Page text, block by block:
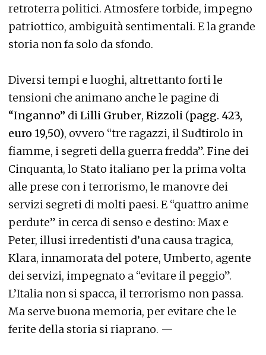
retroterra politici. Atmosfere torbide, impegno
patriottico, ambiguità sentimentali. E la grande
storia non fa solo da sfondo.
Diversi tempi e luoghi, altrettanto forti le
tensioni che animano anche le pagine di
“Inganno” diLilli Gruber, Rizzoli (pagg. 423,
euro 19,50), ovvero “tre ragazzi, il Sudtirolo in
fiamme, i segreti della guerra fredda”. Fine dei
Cinquanta, lo Stato italiano per la prima volta
alle prese con i terrorismo, le manovre dei
servizi segreti di molti paesi. E “quattro anime
perdute” in cerca di senso e destino: Max e
Peter, illusi irredentisti d’una causa tragica,
Klara, innamorata del potere, Umberto, agente
dei servizi, impegnato a “evitare il peggio”.
L’Italia non si spacca, il terrorismo non passa.
Ma serve buona memoria, per evitare che le
ferite della storia si riaprano. —